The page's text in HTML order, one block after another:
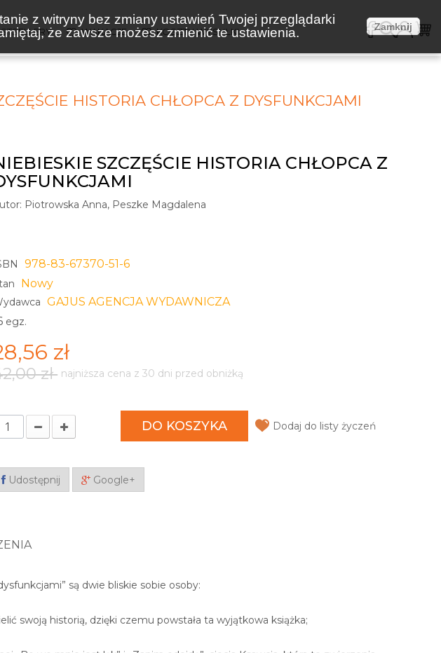
z witryny bez zmiany ustawień Twojej przeglądarki
że zawsze możesz zmienić te ustawienia.
Zamknij
WAKACJE KOSZTY WYSYŁKI
HISTORIA CHŁOPCA Z DYSFUNKCJAMI
SZCZĘŚCIE HISTORIA CHŁOPCA Z
Piotrowska Anna, Peszke Magdalena
978-83-67370-51-6
Nowy
GAJUS AGENCJA WYDAWNICZA
egz.
zł
zł najniższa cena z 30 dni przed obniżką
DO KOSZYKA Dodaj do listy życzeń
Udostępnij Google+
są dwie bliskie sobie osoby:
swoją historią, dzięki czemu powstała ta wyjątkowa książka;